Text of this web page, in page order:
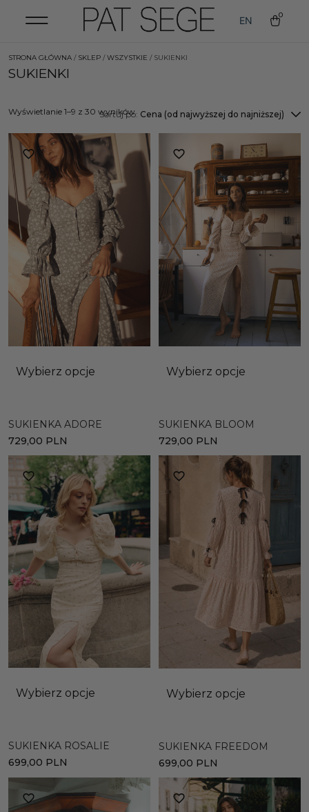
EN 0
STRONA GŁÓWNA / SKLEP /WSZYSTKIE / SUKIENKI
SUKIENKI
Sortuj po: Cena (od najwyższej do najniższej)
Wybierz opcje
SUKIENKA ADORE
729,00 PLN
Wybierz opcje
SUKIENKA BLOOM
729,00 PLN
Wybierz opcje
SUKIENKA ROSALIE
699,00 PLN
Wybierz opcje
SUKIENKA FREEDOM
699,00 PLN
Wyświetlanie 1–9 z 30 wyników